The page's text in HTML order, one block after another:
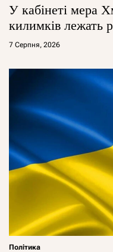
У кабінеті мера
килимків лежать
7 Серпня, 2026
Політика